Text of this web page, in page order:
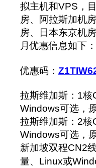
拟主机和VPS，
房、阿拉斯加机
房、日本东京机
月优惠信息如下：
优惠码：
拉斯维加斯：1
Windows可选，
拉斯维加斯：2
Windows可选，
新加坡双程CN2
量、Linux或